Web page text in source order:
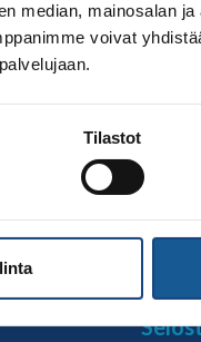
median, mainosalan ja
voivat
Tilastot
U13-U18 nuorille
ikäisille judokoille.
Pinhasov, Manne